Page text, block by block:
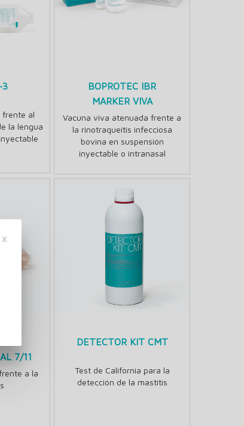
3
frente al
la lengua
BOPROTEC IBR
MARKER VIVA
Vacuna viva atenuada frente a
la rinotraqueítis infecciosa
bovina en suspensión
inyectable o intranasal
7/11
a la
DETECTOR KIT CMT
Test de California para la
detección de la mastitis
×